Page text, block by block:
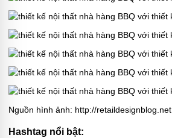
Nguồn hình ảnh: http://retaildesignblog.net
Hashtag nổi bật: